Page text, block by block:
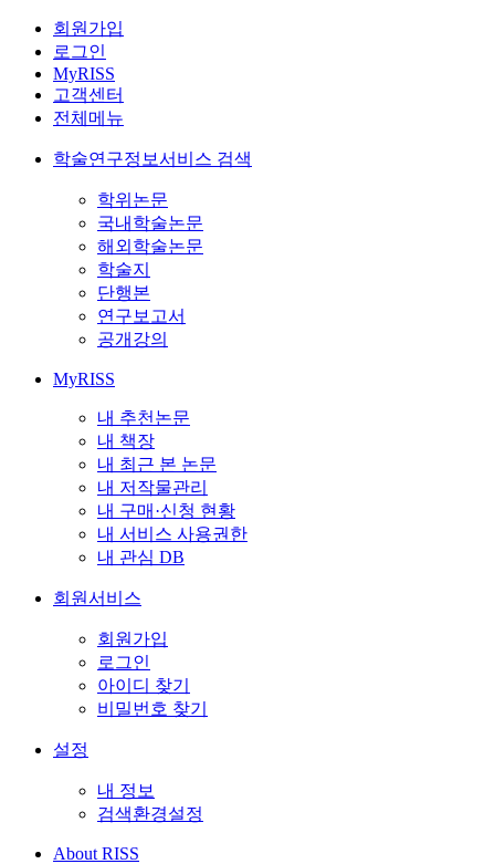
회원가입
로그인
MyRISS
고객센터
전체메뉴
학술연구정보서비스 검색
학위논문
국내학술논문
해외학술논문
학술지
단행본
연구보고서
공개강의
MyRISS
내 추천논문
내 책장
내 최근 본 논문
내 저작물관리
내 구매·신청 현황
내 서비스 사용권한
내 관심 DB
회원서비스
회원가입
로그인
아이디 찾기
비밀번호 찾기
설정
내 정보
검색환경설정
About RISS